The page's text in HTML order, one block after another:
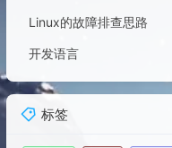
Linux的故障排查思路
开发语言
标签